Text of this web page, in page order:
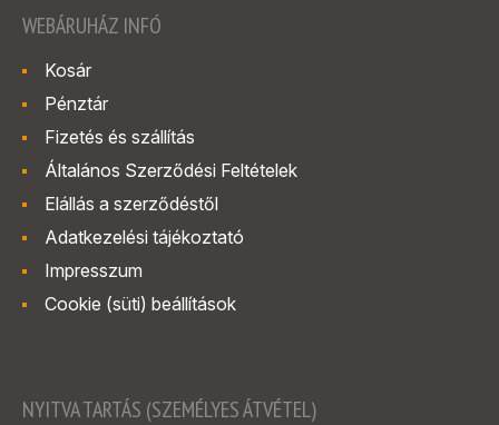
WEBÁRUHÁZ INFÓ
Kosár
Pénztár
Fizetés és szállítás
Általános Szerződési Feltételek
Elállás a szerződéstől
Adatkezelési tájékoztató
Impresszum
Cookie (süti) beállítások
NYITVA TARTÁS (SZEMÉLYES ÁTVÉTEL)